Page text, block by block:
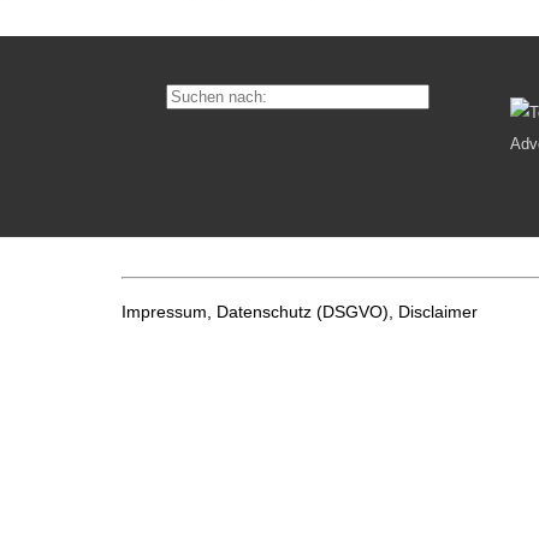
Impressum, Datenschutz (DSGVO), Disclaimer